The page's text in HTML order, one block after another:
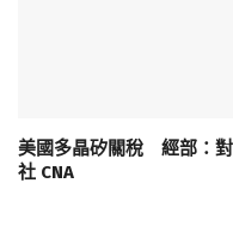
美國多晶矽關稅 經部：
社 CNA